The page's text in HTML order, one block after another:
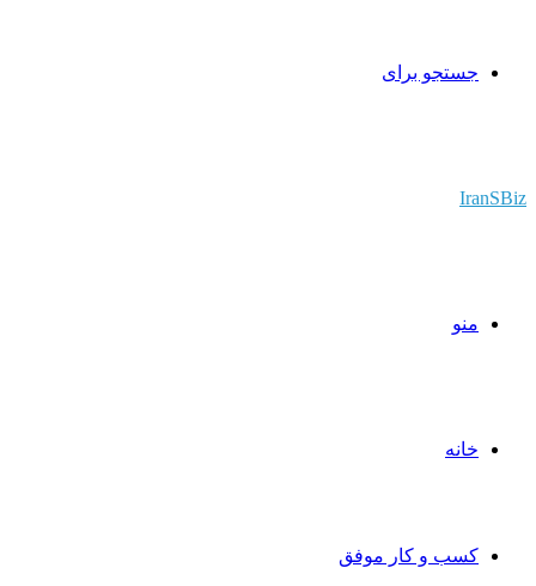
جستجو برای
IranSBiz
منو
خانه
کسب و کار موفق